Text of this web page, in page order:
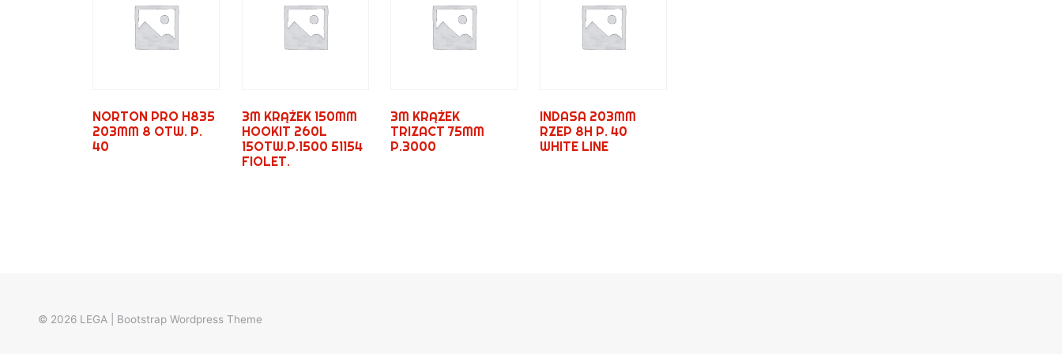
NORTON PRO H835
203MM 8 OTW. P.
40
3M KRĄŻEK 150MM
HOOKIT 260L
15OTW.P.1500 51154
FIOLET.
3M KRĄŻEK
TRIZACT 75MM
P.3000
INDASA 203MM
RZEP 8H P. 40
WHITE LINE
© 2026 LEGA Bootstrap Wordpress Theme